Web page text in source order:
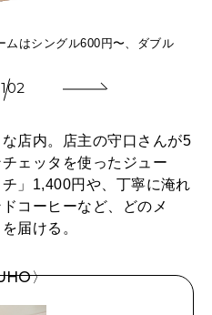
ムはシングル600円〜、ダブル
02
店内。店主の守口さんが5
ェッタを使ったジュー
」1,400円や、丁寧に淹れ
コーヒーなど、どのメ
届ける。
〉